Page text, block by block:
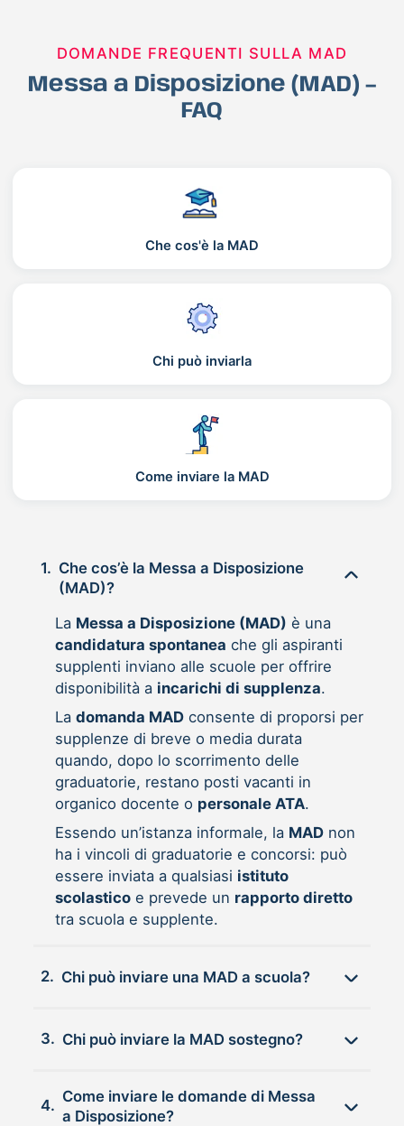
DOMANDE FREQUENTI SULLA MAD
Messa a Disposizione (MAD) –
FAQ
Che cos'è la MAD
Chi può inviarla
Come inviare la MAD
1. Che cos’è la Messa a Disposizione
(MAD)?
La Messa a Disposizione (MAD) è una
candidatura spontanea che gli aspiranti
supplenti inviano alle scuole per offrire
disponibilità a incarichi di supplenza.
La domanda MADconsente di proporsi per
supplenze di breve o media durata
quando, dopo lo scorrimento delle
graduatorie, restano posti vacanti in
organico docente o personale ATA.
Essendo un’istanza informale, la MADnon
ha i vincoli di graduatorie e concorsi: può
essere inviata a qualsiasi istituto
scolasticoe prevede un rapporto diretto
tra scuola e supplente.
2. Chi può inviare una MAD a scuola?
3. Chi può inviare la MAD sostegno?
4.
Come inviare le domande di Messa
a Disposizione?